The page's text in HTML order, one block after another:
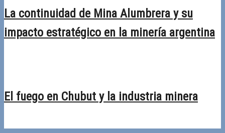
La continuidad de Mina Alumbrera y su
impacto estratégico en la minería argentina
El fuego en Chubut y la industria minera